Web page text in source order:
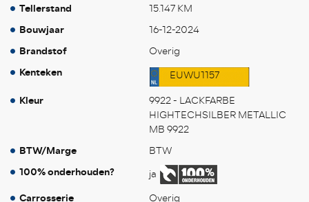
Tellerstand 15.147 KM
Bouwjaar 16-12-2024
Brandstof Overig
Kenteken EUWU1157
Kleur
9922 - LACKFARBE
HIGHTECHSILBER METALLIC
MB 9922
BTW/Marge BTW
100% onderhouden? ja
Carrosserie Overig